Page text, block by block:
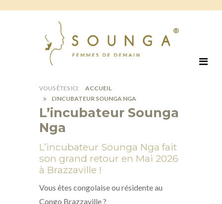
ACCUEIL
L’INCUBATEUR SOUNGA NGA
L’incubateur Sounga
Nga
L’incubateur Sounga Nga fait
son grand retour en Mai 2026
à Brazzaville !
Vous êtes congolaise ou résidente au
Congo Brazzaville ?